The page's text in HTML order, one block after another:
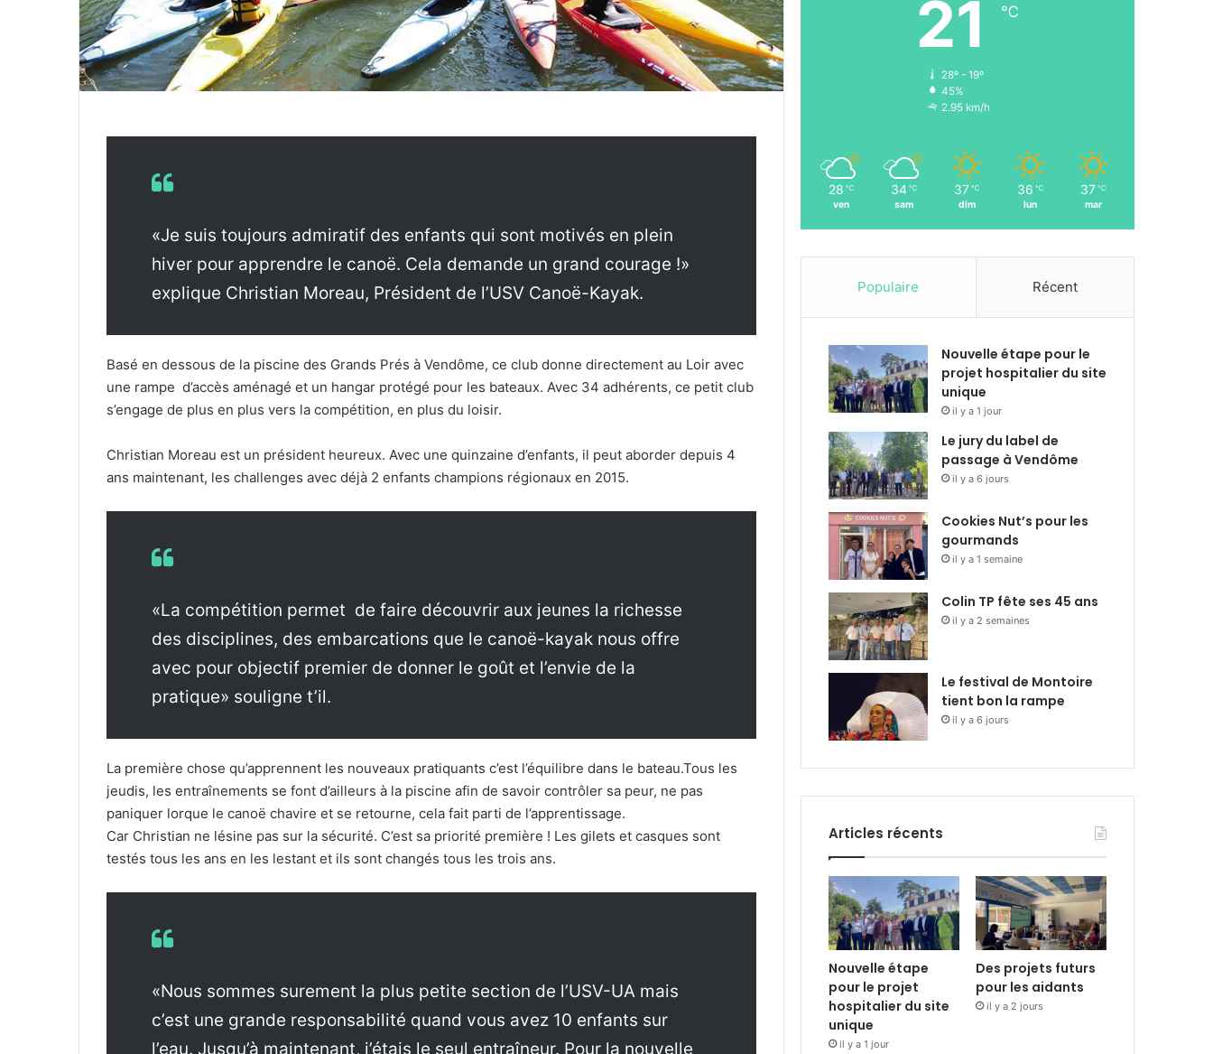
e
l
«Je suis toujours admiratif des enfants qui sont motivés en plein
hiver pour apprendre le canoë. Cela demande un grand courage !»
explique Christian Moreau, Président de l’USV Canoë-Kayak.
Basé en dessous de la piscine des Grands Prés à Vendôme, ce club donne directement au Loir avec
une rampe d’accès aménagé et un hangar protégé pour les bateaux. Avec 34 adhérents, ce petit club
s’engage de plus en plus vers la compétition, en plus du loisir.
Christian Moreau est un président heureux. Avec une quinzaine d’enfants, il peut aborder depuis 4
ans maintenant, les challenges avec déjà 2 enfants champions régionaux en 2015.
«La compétition permet de faire découvrir aux jeunes la richesse
des disciplines, des embarcations que le canoë-kayak nous offre
avec pour objectif premier de donner le goût et l’envie de la
pratique» souligne t’il.
La première chose qu’apprennent les nouveaux pratiquants c’est l’équilibre dans le bateau.Tous les
jeudis, les entraînements se font d’ailleurs à la piscine afin de savoir contrôler sa peur, ne pas
paniquer lorque le canoë chavire et se retourne, cela fait parti de l’apprentissage.
Car Christian ne lésine pas sur la sécurité. C’est sa priorité première ! Les gilets et casques sont
testés tous les ans en les lestant et ils sont changés tous les trois ans.
«Nous sommes surement la plus petite section de l’USV-UA mais
c’est une grande responsabilité quand vous avez 10 enfants sur
l’eau. Jusqu’à maintenant, j’étais le seul entraîneur. Pour la nouvelle
21 ℃
28º - 19º
45%
2.95 km/h
28 ℃
ven
34 ℃
sam
37 ℃
dim
36 ℃
lun
37 ℃
mar
Populaire Récent
Nouvelle étape pour le
projet hospitalier du site
unique
il y a 1 jour
Le jury du label de
passage à Vendôme
il y a 6 jours
Cookies Nut’s pour les
gourmands
il y a 1 semaine
Colin TP fête ses 45 ans
il y a 2 semaines
Le festival de Montoire
tient bon la rampe
il y a 6 jours
Articles récents
Nouvelle étape
pour le projet
hospitalier du site
unique
il y a 1 jour
Des projets futurs
pour les aidants
il y a 2 jours